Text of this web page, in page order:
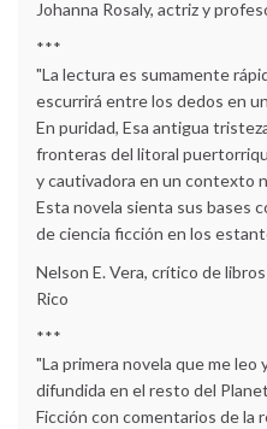
Johanna Rosaly, actriz y
***
"La lectura es sumamente
escurrirá entre los dedos en
En puridad, Esa antigua
fronteras del litoral
y cautivadora en un contexto
Esta novela sienta sus bases
de ciencia ficción en los
Nelson E. Vera, crítico de
Rico
***
"La primera novela que me leo
difundida en el resto del
Ficción con comentarios de la